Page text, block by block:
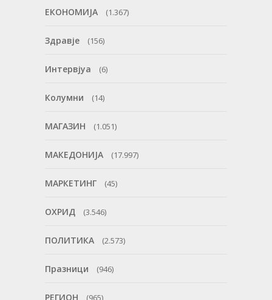
ЕКОНОМИЈА (1.367)
Здравје (156)
Интервјуа (6)
Колумни (14)
МАГАЗИН (1.051)
МАКЕДОНИЈА (17.997)
МАРКЕТИНГ (45)
ОХРИД (3.546)
ПОЛИТИКА (2.573)
Празници (946)
РЕГИОН (965)